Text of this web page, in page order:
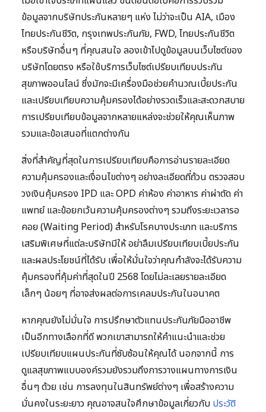
ข้อมูลจากบริษัทประกันหลายๆ แห่ง ไม่ว่าจะเป็น AIA, เมือง
ไทยประกันชีวิต, กรุงเทพประกันภัย, FWD, ไทยประกันชีวิต
หรือบริษัทอื่นๆ ที่คุณสนใจ ลองเข้าไปดูข้อมูลบนเว็บไซต์ของ
บริษัทโดยตรง หรือใช้บริการเว็บไซต์เปรียบเทียบประกัน
สุขภาพออนไลน์ ซึ่งมักจะมีเครื่องมือช่วยคำนวณเบี้ยประกัน
และเปรียบเทียบความคุ้มครองได้อย่างรวดเร็วและสะดวกสบาย
การเปรียบเทียบข้อมูลจากหลายแหล่งจะช่วยให้คุณเห็นภาพ
รวมและข้อเสนอที่แตกต่างกัน
สิ่งที่สำคัญที่สุดในการเปรียบเทียบคือการอ่านรายละเอียด
ความคุ้มครองและเงื่อนไขต่างๆ อย่างละเอียดถี่ถ้วน ตรวจสอบ
วงเงินคุ้มครอง IPD และ OPD ค่าห้อง ค่าอาหาร ค่าผ่าตัด ค่า
แพทย์ และข้อยกเว้นความคุ้มครองต่างๆ รวมถึงระยะเวลารอ
คอย (Waiting Period) สำหรับโรคบางประเภท และบริการ
เสริมพิเศษที่แต่ละบริษัทมีให้ อย่าลืมเปรียบเทียบเบี้ยประกัน
และผลประโยชน์ที่ได้รับ เพื่อให้มั่นใจว่าคุณกำลังจะได้รับความ
คุ้มครองที่คุ้มค่าที่สุดในปี 2568 โดยไม่ละเลยรายละเอียด
เล็กๆ น้อยๆ ที่อาจส่งผลต่อการเคลมประกันในอนาคต
หากคุณยังไม่มั่นใจ การปรึกษาตัวแทนประกันภัยมืออาชีพ
เป็นอีกทางเลือกที่ดี พวกเขาสามารถให้คำแนะนำและช่วย
เปรียบเทียบแผนประกันที่ซับซ้อนให้คุณได้ นอกจากนี้ การ
ดูแลสุขภาพแบบองค์รวมยังรวมถึงการวางแผนทางการเงิน
อื่นๆ ด้วย เช่น การลงทุนในสินทรัพย์ต่างๆ เพื่อสร้างความ
มั่นคงในระยะยาว คุณอาจสนใจศึกษาข้อมูลเกี่ยวกับ ประวัติ